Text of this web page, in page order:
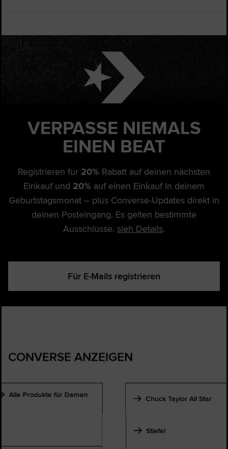
VERPASSE NIEMALS
EINEN BEAT
Registrieren für 20% Rabatt auf deinen nächsten
Einkauf und 20% auf einen Einkauf in deinem
Geburtstagsmonat – plus Converse-Updates direkt in
deinen Posteingang. Es gelten bestimmte
Ausschlüsse. sieh Details.
Für E-Mails registrieren
CONVERSE ANZEIGEN
Alle Produkte für Damen Chuck Taylor All Star
Stiefel